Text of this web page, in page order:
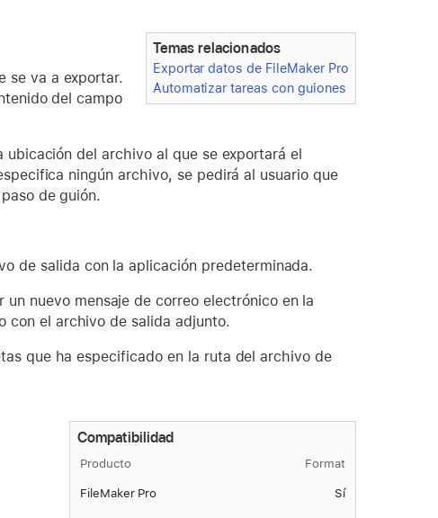
Temas relacionados
Exportar datos de FileMaker Pro
Automatizar tareas con guiones
se va a exportar.
del campo
del archivo al que se exportará el
ningún archivo, se pedirá al usuario que
de guión.
de salida con la aplicación predeterminada.
un nuevo mensaje de correo electrónico en la
con el archivo de salida adjunto.
que ha especificado en la ruta del archivo de
Compatibilidad
Producto Format
FileMaker Pro Sí